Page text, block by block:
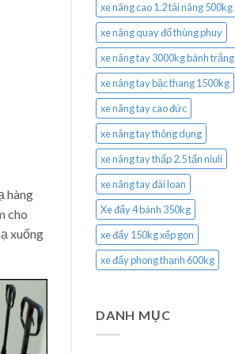
hàng
cho
xuống
xe nâng cao 1.2 tải nâng 500kg
xe nâng quay đổ thùng phuy
xe nâng tay 3000kg bánh trắng
xe nâng tay bậc thang 1500kg
xe nâng tay cao đức
xe nâng tay thông dụng
xe nâng tay thấp 2.5 tấn niuli
xe nâng tay đài loan
Xe đẩy 4 bánh 350kg
xe đẩy 150kg xếp gọn
xe đẩy phong thạnh 600kg
DANH MỤC